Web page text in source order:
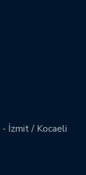
İzmit / Kocaeli